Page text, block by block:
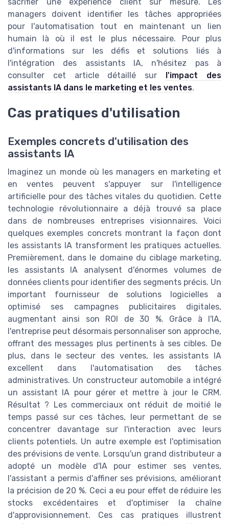
managers doivent identifier les tâches appropriées
pour l'automatisation tout en maintenant un lien
humain là où il est le plus nécessaire. Pour plus
d'informations sur les défis et solutions liés à
l'intégration des assistants IA, n'hésitez pas à
consulter cet article détaillé sur l'impact des
assistants IA dans le marketing et les ventes.
Cas pratiques d'utilisation
Exemples concrets d'utilisation des
assistants IA
Imaginez un monde où les managers en marketing et
en ventes peuvent s'appuyer sur l'intelligence
artificielle pour des tâches vitales du quotidien. Cette
technologie révolutionnaire a déjà trouvé sa place
dans de nombreuses entreprises visionnaires. Voici
quelques exemples concrets montrant la façon dont
les assistants IA transforment les pratiques actuelles.
Premièrement, dans le domaine du ciblage marketing,
les assistants IA analysent d'énormes volumes de
données clients pour identifier des segments précis. Un
important fournisseur de solutions logicielles a
optimisé ses campagnes publicitaires digitales,
augmentant ainsi son ROI de 30 %. Grâce à l'IA,
l'entreprise peut désormais personnaliser son approche,
offrant des messages plus pertinents à ses cibles. De
plus, dans le secteur des ventes, les assistants IA
excellent dans l'automatisation des tâches
administratives. Un constructeur automobile a intégré
un assistant IA pour gérer et mettre à jour le CRM.
Résultat ? Les commerciaux ont réduit de moitié le
temps passé sur ces tâches, leur permettant de se
concentrer davantage sur l'interaction avec leurs
clients potentiels. Un autre exemple est l'optimisation
des prévisions de vente. Lorsqu'un grand distributeur a
adopté un modèle d'IA pour estimer ses ventes,
l'assistant a permis d'affiner ses prévisions, améliorant
la précision de 20 %. Ceci a eu pour effet de réduire les
stocks excédentaires et d'optimiser la chaîne
d'approvisionnement. Ces cas pratiques illustrent